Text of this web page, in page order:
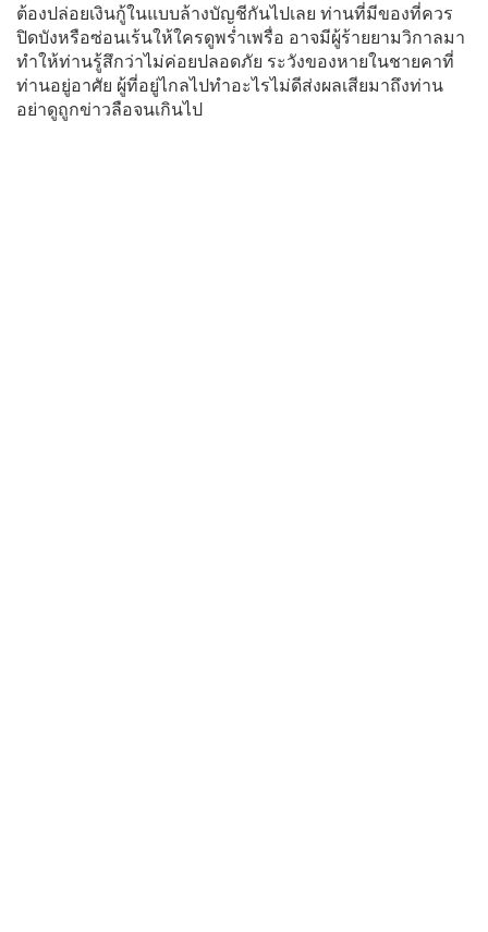
ต้องปล่อยเงินกู้ในแบบล้างบัญชีกันไปเลย ท่านที่มีของที่ควร
ปิดบังหรือซ่อนเร้นให้ใครดูพร่ำเพรื่อ อาจมีผู้ร้ายยามวิกาลมา
ทำให้ท่านรู้สึกว่าไม่ค่อยปลอดภัย ระวังของหายในชายคาที่
ท่านอยู่อาศัย ผู้ที่อยู่ไกลไปทำอะไรไม่ดีส่งผลเสียมาถึงท่าน
อย่าดูถูกข่าวลือจนเกินไป